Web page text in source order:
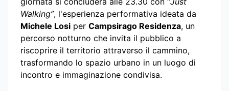
Walking”, l'esperienza performativa ideata da
Michele Losi per Campsirago Residenza, un
percorso notturno che invita il pubblico a
riscoprire il territorio attraverso il cammino,
trasformando lo spazio urbano in un luogo di
incontro e immaginazione condivisa.